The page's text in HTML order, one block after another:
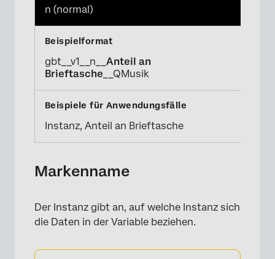
n (normal)
gbt__v1__n__ Anteil an
Brieftasche __QMusik
Instanz, Anteil an Brieftasche
Markenname
Der Instanz gibt an, auf welche Instanz sich
die Daten in der Variable beziehen.